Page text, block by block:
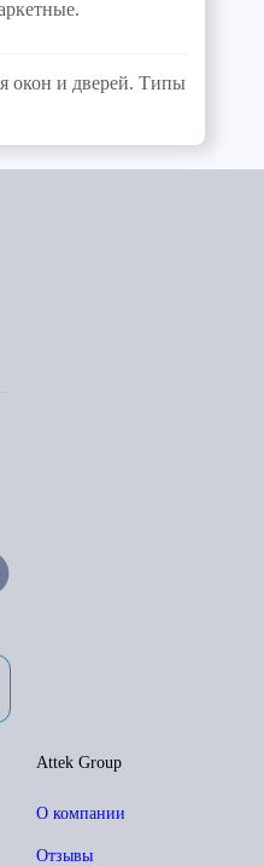
окон и дверей. Типы
Attek Group
О компании
Отзывы